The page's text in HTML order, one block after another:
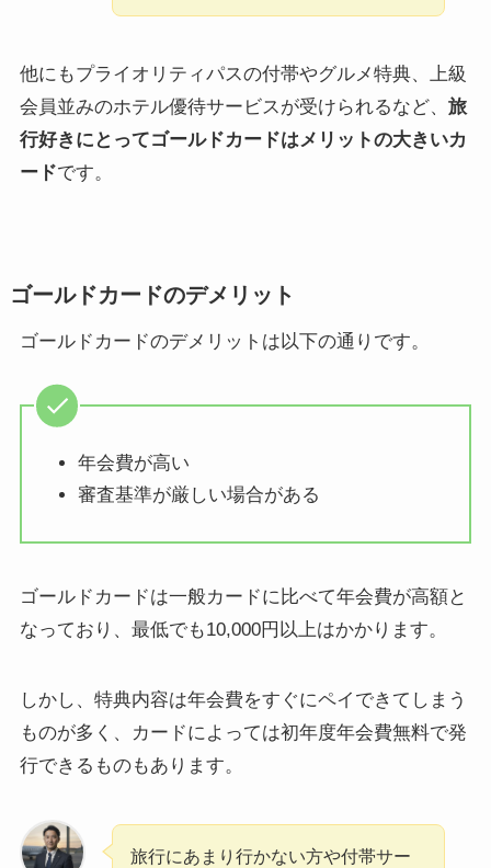
他にもプライオリティパスの付帯やグルメ特典、上級
会員並みのホテル優待サービスが受けられるなど、 旅
行好きにとってゴールドカードはメリットの大きいカ
ードです。
ゴールドカードのデメリット
ゴールドカードのデメリットは以下の通りです。
年会費が高い
審査基準が厳しい場合がある
ゴールドカードは一般カードに比べて年会費が高額と
なっており、最低でも10,000円以上はかかります。
しかし、特典内容は年会費をすぐにペイできてしまう
ものが多く、カードによっては初年度年会費無料で発
行できるものもあります。
旅行にあまり行かない方や付帯サー